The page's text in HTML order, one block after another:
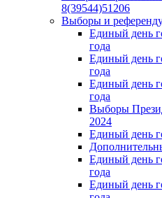
8(39544)51206
Выборы и
Единый день
года
Единый день
года
Единый день
года
Выборы
2024
Единый день
Единый день
года
Единый день